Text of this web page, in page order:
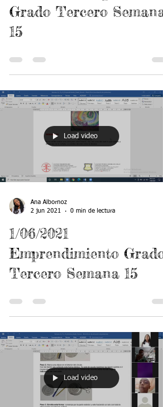
1/06/2021 Religión
Grado Tercero Semana
15
2 jun 2021
1/06/2021
Emprendimiento Grado
Tercero Semana 15
Load video